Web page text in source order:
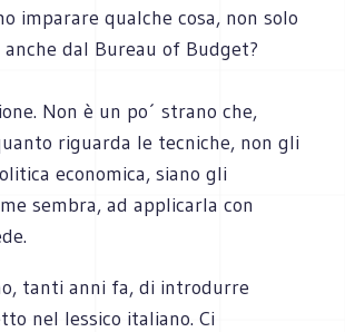
imparare qualche cosa, non solo
anche dal Bureau of Budget?
Non è un po´ strano che,
riguarda le tecniche, non gli
economica, siano gli
sembra, ad applicarla con
tanti anni fa, di introdurre
nel lessico italiano. Ci